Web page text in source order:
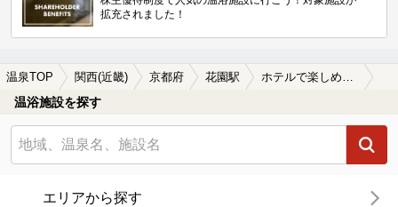
拡充されました！
温泉TOP 関西(近畿) 京都府 花園駅 ホテルで楽しめる花園駅近くの温泉、日帰り温泉、スーパー銭湯おすすめ
温浴施設を探す
エリアから探す